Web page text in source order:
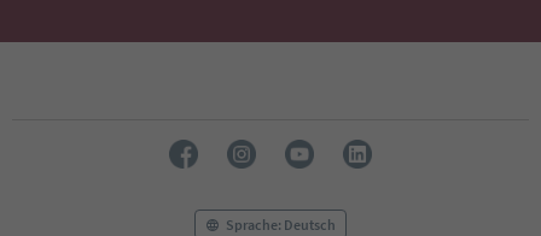
Sprache: Deutsch